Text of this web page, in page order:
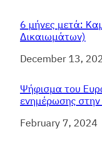
6 μήνες μετά:
Δικαιωμάτων)
Ημερομηνία
December 13,
Ψήφισμα του
ενημέρωσης
Ημερομηνία
February 7, 2024